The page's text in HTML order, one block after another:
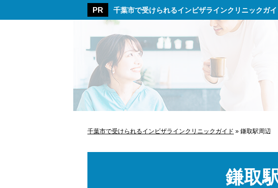
千葉市で受けられるインビザラインクリニックガイ
千葉市で受けられるインビザラインクリニックガイド » 鎌取駅周辺
鎌取